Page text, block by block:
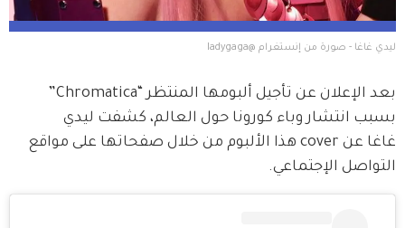
ليدي غاغا - صورة من إنستغرام @ladygaga
بعد الإعلان عن تأجيل ألبومها المنتظر “Chromatica”
بسبب انتشار وباء كورونا حول العالم، كشفت ليدي
غاغا عن cover هذا الألبوم من خلال صفحاتها على مواقع
التواصل الإجتماعي.